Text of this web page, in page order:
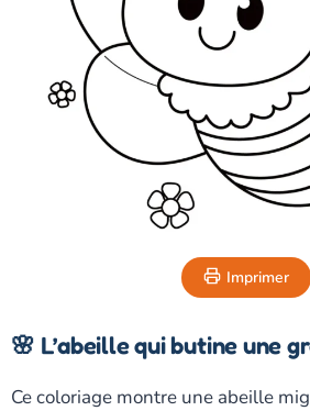
Imprimer
🌸 L’abeille qui butine une
Ce coloriage montre une abeille